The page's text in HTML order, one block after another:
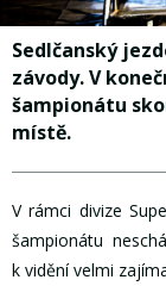
Sedlčanský
závody. V
šampionátu
místě.
V rámci divize
šampionátu
k vidění velmi